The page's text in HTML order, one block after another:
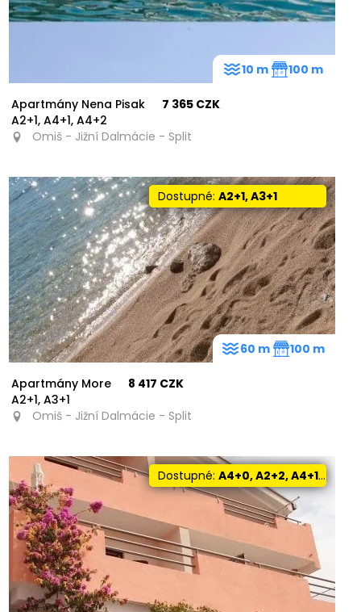
Apartmány Nena Pisak
A2+1, A4+1, A4+2
7 365 CZK
Omiš - Jižní Dalmácie - Split
10 m 100 m
Dostupné: A2+1, A3+1
Apartmány More
A2+1, A3+1
8 417 CZK
Omiš - Jižní Dalmácie - Split
60 m 100 m
Dostupné: A4+0, A2+2, A4+1, A2+1